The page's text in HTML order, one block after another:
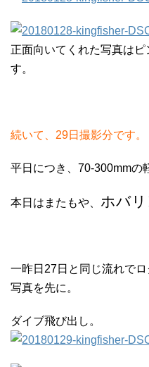
正面向いてくれた写真は
す。
続いて、29日撮影分です。
平日につき、70-300mmの
本日はまたもや、 ホバリ
一昨日27日と同じ流れで
写真を先に。
ダイブ飛び出し。